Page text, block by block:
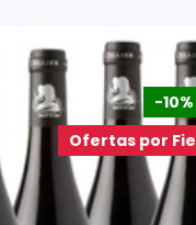
-
Ofertas por